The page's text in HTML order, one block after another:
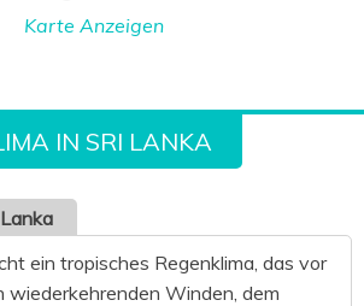
Karte Anzeigen
IN SRI LANKA
ein tropisches Regenklima, das vor
wiederkehrenden Winden, dem